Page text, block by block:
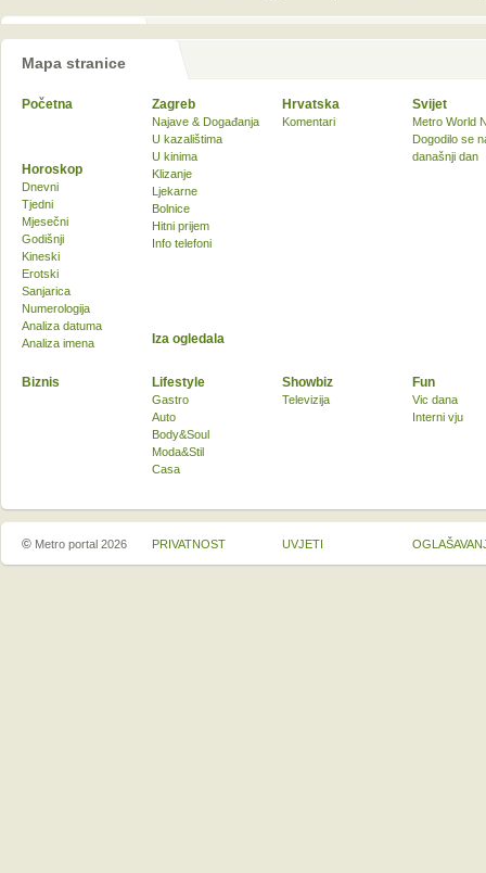
Mapa stranice
Početna Zagreb
Najave & Događanja
U kazalištima
U kinima
Klizanje
Ljekarne
Bolnice
Hitni prijem
Info telefoni
Hrvatska
Komentari
Svijet
Metro World
Dogodilo se
današnji dan
Biznis Lifestyle
Gastro
Auto
Body&Soul
Moda&Stil
Casa
Showbiz
Televizija
Fun
Vic dana
Interni vju
Horoskop
Dnevni
Tjedni
Mjesečni
Godišnji
Kineski
Erotski
Sanjarica
Numerologija
Analiza datuma
Analiza imena
Iza ogledala
© Metro portal 2026 PRIVATNOST UVJETI